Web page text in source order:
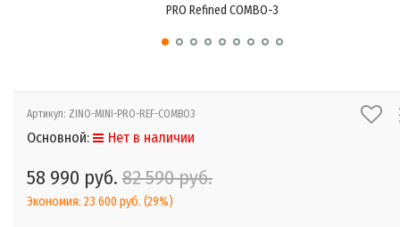
PRO Refined COMBO-3
Артикул: ZINO-MINI-PRO-REF-COMBO3
Основной: Нет в наличии
58 990 руб. 82 590 руб.
Экономия: 23 600 руб. (29%)